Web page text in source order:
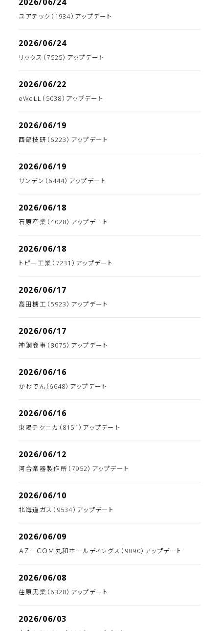
ユアテック（1934）アップデート
2026/06/24
リックス（7525）アップデート
2026/06/22
eWeLL（5038）アップデート
2026/06/19
西部技研（6223）アップデート
2026/06/19
サンデン（6444）アップデート
2026/06/18
石原産業（4028）アップデート
2026/06/18
トピー工業（7231）アップデート
2026/06/17
高田機工（5923）アップデート
2026/06/17
神鋼商事（8075）アップデート
2026/06/16
かわでん（6648）アップデート
2026/06/16
東陽テクニカ（8151）アップデート
2026/06/12
河合楽器製作所（7952）アップデート
2026/06/10
北海道ガス（9534）アップデート
2026/06/09
ＡＺ－ＣＯＭ丸和ホールディングス（9090）アップデート
2026/06/08
荏原実業（6328）アップデート
2026/06/03